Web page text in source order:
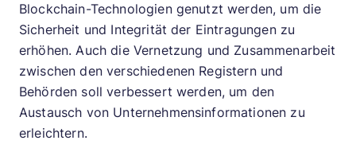
Blockchain-Technologien genutzt werden, um die
Sicherheit und Integrität der Eintragungen zu
erhöhen. Auch die Vernetzung und Zusammenarbeit
zwischen den verschiedenen Registern und
Behörden soll verbessert werden, um den
Austausch von Unternehmensinformationen zu
erleichtern.